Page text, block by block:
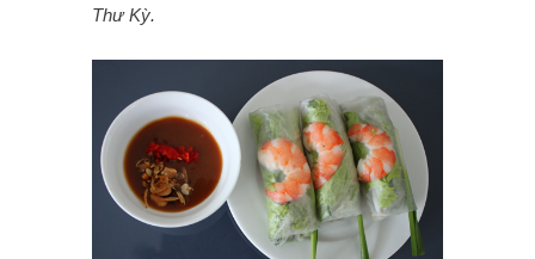
Thư Kỳ.